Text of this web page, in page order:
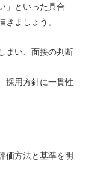
」といった具合
きましょう。
まい、面接の判断
採用方針に一貫性
価方法と基準を明